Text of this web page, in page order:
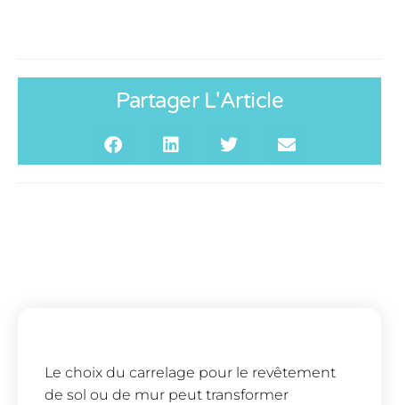
Partager L'Article
Le choix du carrelage pour le revêtement
de sol ou de mur peut transformer